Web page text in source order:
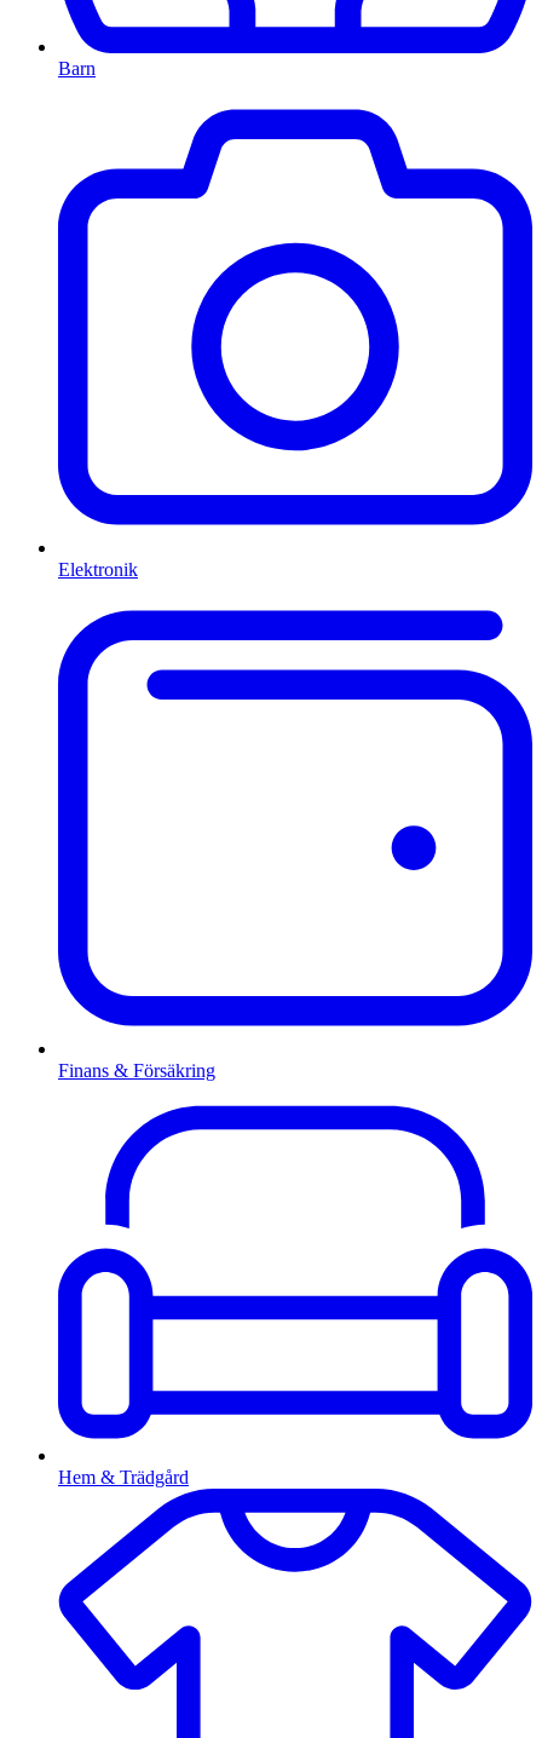
Barn
Elektronik
Finans & Försäkring
Hem & Trädgård